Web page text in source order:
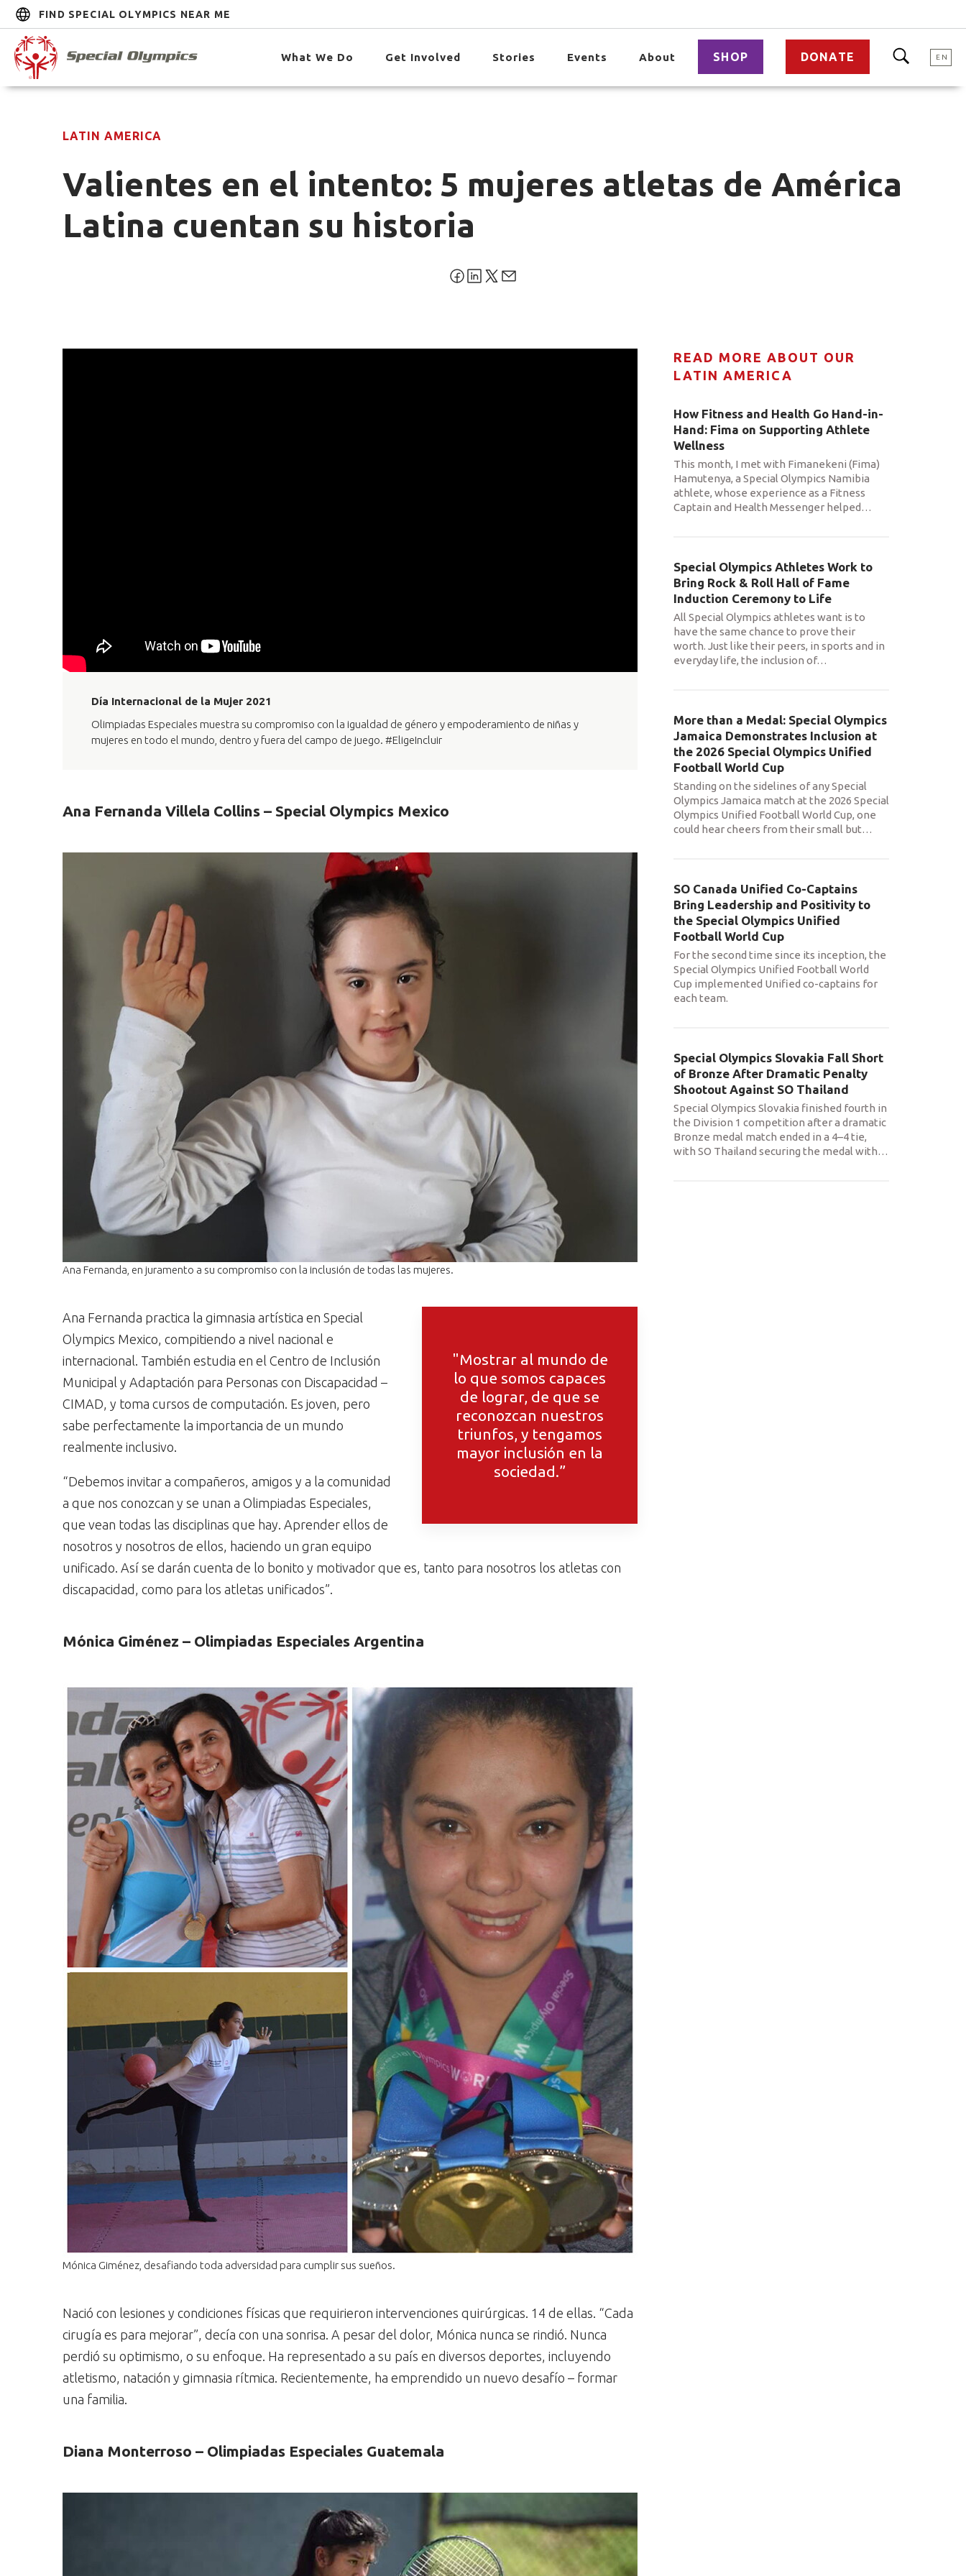
FIND SPECIAL OLYMPICS NEAR ME
What We Do Get Involved Stories Events About SHOP DONATE EN
LATIN AMERICA
Valientes en el intento: 5 mujeres atletas de América
Latina cuentan su historia
Día Internacional de la Mujer 2021
Olimpiadas Especiales muestra su compromiso con la igualdad de género y empoderamiento de niñas y
mujeres en todo el mundo, dentro y fuera del campo de juego. #EligeIncluir
Ana Fernanda Villela Collins – Special Olympics Mexico
Ana Fernanda, en juramento a su compromiso con la inclusión de todas las mujeres.
"Mostrar al mundo de
lo que somos capaces
de lograr, de que se
reconozcan nuestros
triunfos, y tengamos
mayor inclusión en la
sociedad.”
Ana Fernanda practica la gimnasia artística en Special
Olympics Mexico, compitiendo a nivel nacional e
internacional. También estudia en el Centro de Inclusión
Municipal y Adaptación para Personas con Discapacidad –
CIMAD, y toma cursos de computación. Es joven, pero
sabe perfectamente la importancia de un mundo
realmente inclusivo.
“Debemos invitar a compañeros, amigos y a la comunidad
a que nos conozcan y se unan a Olimpiadas Especiales,
que vean todas las disciplinas que hay. Aprender ellos de
nosotros y nosotros de ellos, haciendo un gran equipo
unificado. Así se darán cuenta de lo bonito y motivador que es, tanto para nosotros los atletas con
discapacidad, como para los atletas unificados”.
Mónica Giménez – Olimpiadas Especiales Argentina
Mónica Giménez, desafiando toda adversidad para cumplir sus sueños.
Nació con lesiones y condiciones físicas que requirieron intervenciones quirúrgicas. 14 de ellas. “Cada
cirugía es para mejorar”, decía con una sonrisa. A pesar del dolor, Mónica nunca se rindió. Nunca
perdió su optimismo, o su enfoque. Ha representado a su país en diversos deportes, incluyendo
atletismo, natación y gimnasia rítmica. Recientemente, ha emprendido un nuevo desafío – formar
una familia.
Diana Monterroso – Olimpiadas Especiales Guatemala
READ MORE ABOUT OUR
LATIN AMERICA
How Fitness and Health Go Hand-in-
Hand: Fima on Supporting Athlete
Wellness
This month, I met with Fimanekeni (Fima)
Hamutenya, a Special Olympics Namibia
athlete, whose experience as a Fitness
Captain and Health Messenger helped…
Special Olympics Athletes Work to
Bring Rock & Roll Hall of Fame
Induction Ceremony to Life
All Special Olympics athletes want is to
have the same chance to prove their
worth. Just like their peers, in sports and in
everyday life, the inclusion of…
More than a Medal: Special Olympics
Jamaica Demonstrates Inclusion at
the 2026 Special Olympics Unified
Football World Cup
Standing on the sidelines of any Special
Olympics Jamaica match at the 2026 Special
Olympics Unified Football World Cup, one
could hear cheers from their small but…
SO Canada Unified Co-Captains
Bring Leadership and Positivity to
the Special Olympics Unified
Football World Cup
For the second time since its inception, the
Special Olympics Unified Football World
Cup implemented Unified co-captains for
each team.
Special Olympics Slovakia Fall Short
of Bronze After Dramatic Penalty
Shootout Against SO Thailand
Special Olympics Slovakia finished fourth in
the Division 1 competition after a dramatic
Bronze medal match ended in a 4–4 tie,
with SO Thailand securing the medal with…